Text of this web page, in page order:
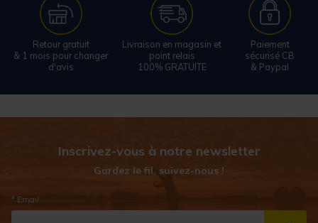
Retour gratuit
& 1 mois pour changer
d'avis
Livraison en magasin et
point relais
100% GRATUITE
Paiement
sécurisé CB
& Paypal
Inscrivez-vous à notre newsletter
Gardez le fil, suivez-nous !
* Email